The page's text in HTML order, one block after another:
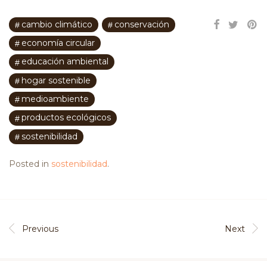
cambio climático
conservación
economía circular
educación ambiental
hogar sostenible
medioambiente
productos ecológicos
sostenibilidad
Posted in sostenibilidad.
Previous Next